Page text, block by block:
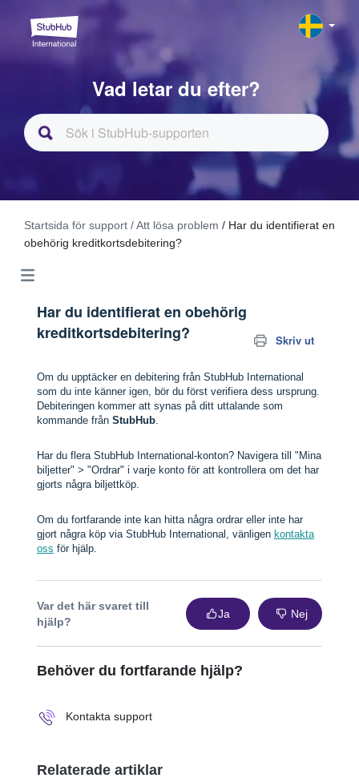
Vad letar du efter?
Startsida för support / Att lösa problem / Har du identifierat en
obehörig kreditkortsdebitering?
Har du identifierat en obehörig
kreditkortsdebitering?
Skriv ut
Om du upptäcker en debitering från StubHub International
som du inte känner igen, bör du först verifiera dess ursprung.
Debiteringen kommer att synas på ditt uttalande som
kommande från StubHub.
Har du flera StubHub International-konton? Navigera till "Mina
biljetter" > "Ordrar" i varje konto för att kontrollera om det har
gjorts några biljettköp.
Om du fortfarande inte kan hitta några ordrar eller inte har
gjort några köp via StubHub International, vänligen kontakta
oss för hjälp.
Var det här svaret till
hjälp?
Ja Nej
Behöver du fortfarande hjälp?
Kontakta support
Relaterade artiklar